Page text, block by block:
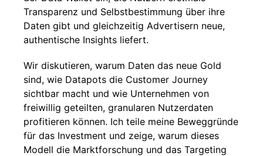
Transparenz und Selbstbestimmung über ihre
Daten gibt und gleichzeitig Advertisern neue,
authentische Insights liefert.
Wir diskutieren, warum Daten das neue Gold
sind, wie Datapots die Customer Journey
sichtbar macht und wie Unternehmen von
freiwillig geteilten, granularen Nutzerdaten
profitieren können. Ich teile meine Beweggründe
für das Investment und zeige, warum dieses
Modell die Marktforschung und das Targeting